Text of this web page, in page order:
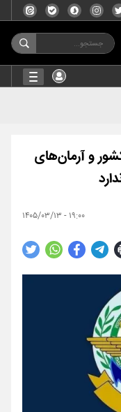
و آرمان‌های
۱۹:۰۰ - ۱۴۰۵/۰۳/۱۳